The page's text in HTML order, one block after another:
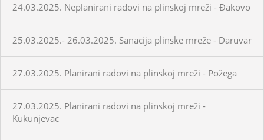
24.03.2025. Neplanirani radovi na plinskoj mreži - Đakovo
25.03.2025.- 26.03.2025. Sanacija plinske mreže - Daruvar
27.03.2025. Planirani radovi na plinskoj mreži - Požega
27.03.2025. Planirani radovi na plinskoj mreži -
Kukunjevac